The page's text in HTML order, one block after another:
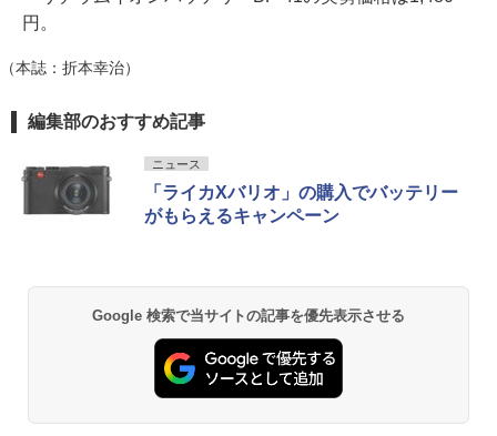
円。
（本誌：折本幸治）
編集部のおすすめ記事
ニュース
「ライカXバリオ」の購入でバッテリー
がもらえるキャンペーン
Google 検索で当サイトの記事を優先表示させる